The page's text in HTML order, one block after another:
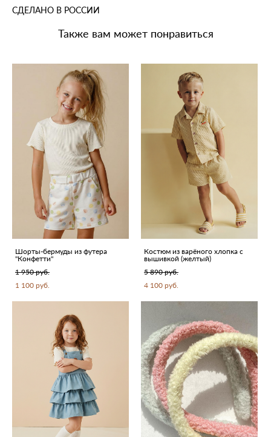
СДЕЛАНО В РОССИИ
Также вам может понравиться
Шорты-бермуды из футера
"Конфетти"
1 950 pуб.
1 100 pуб.
Костюм из варёного хлопка с
вышивкой (желтый)
5 890 pуб.
4 100 pуб.